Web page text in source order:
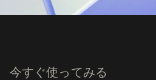
今すぐ使ってみる